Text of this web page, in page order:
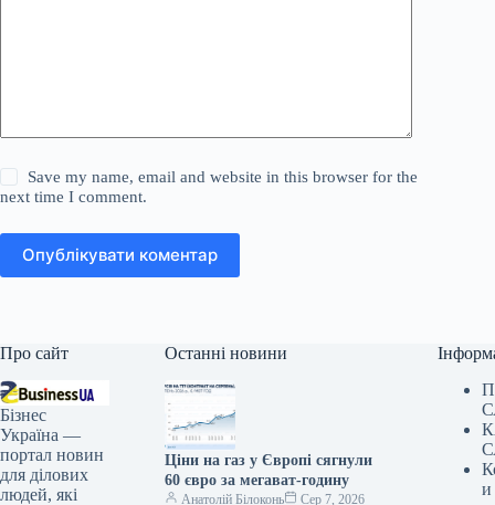
Save my name, email and website in this browser for the
next time I comment.
Опублікувати коментар
Про сайт
Бізнес
Україна —
портал новин
для ділових
людей, які
Останні новини
Ціни на газ у Європі сягнули
60 євро за мегават-годину
Анатолій Білоконь Сер 7, 2026
и